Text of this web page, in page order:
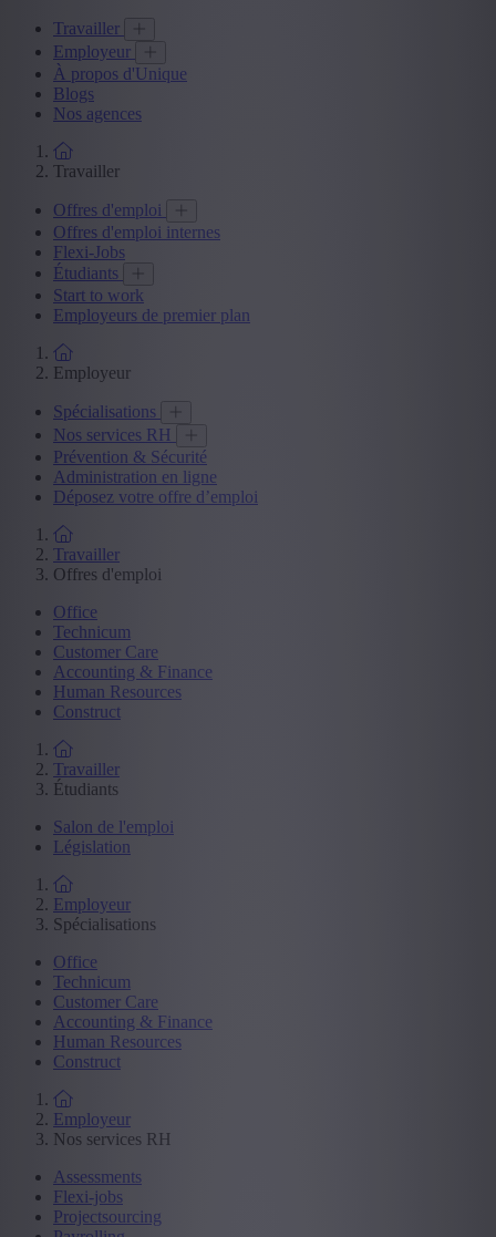
Travailler
Employeur
À propos d'Unique
Blogs
Nos agences
Travailler
Offres d'emploi
Offres d'emploi internes
Flexi-Jobs
Étudiants
Start to work
Employeurs de premier plan
Employeur
Spécialisations
Nos services RH
Prévention & Sécurité
Administration en ligne
Déposez votre offre d’emploi
Travailler
Offres d'emploi
Office
Technicum
Customer Care
Accounting & Finance
Human Resources
Construct
Travailler
Étudiants
Salon de l'emploi
Législation
Employeur
Spécialisations
Office
Technicum
Customer Care
Accounting & Finance
Human Resources
Construct
Employeur
Nos services RH
Assessments
Flexi-jobs
Projectsourcing